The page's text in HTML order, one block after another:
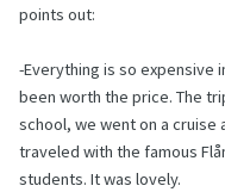
points out:
-Everything is so expensive
been worth the price. The
school, we went on a cruise
traveled with the famous
students. It was lovely.